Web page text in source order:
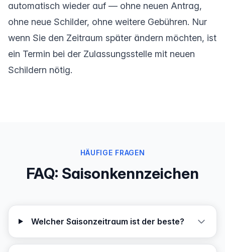
automatisch wieder auf — ohne neuen Antrag,
ohne neue Schilder, ohne weitere Gebühren. Nur
wenn Sie den Zeitraum später ändern möchten, ist
ein Termin bei der Zulassungsstelle mit neuen
Schildern nötig.
HÄUFIGE FRAGEN
FAQ: Saisonkennzeichen
Welcher Saisonzeitraum ist der beste?